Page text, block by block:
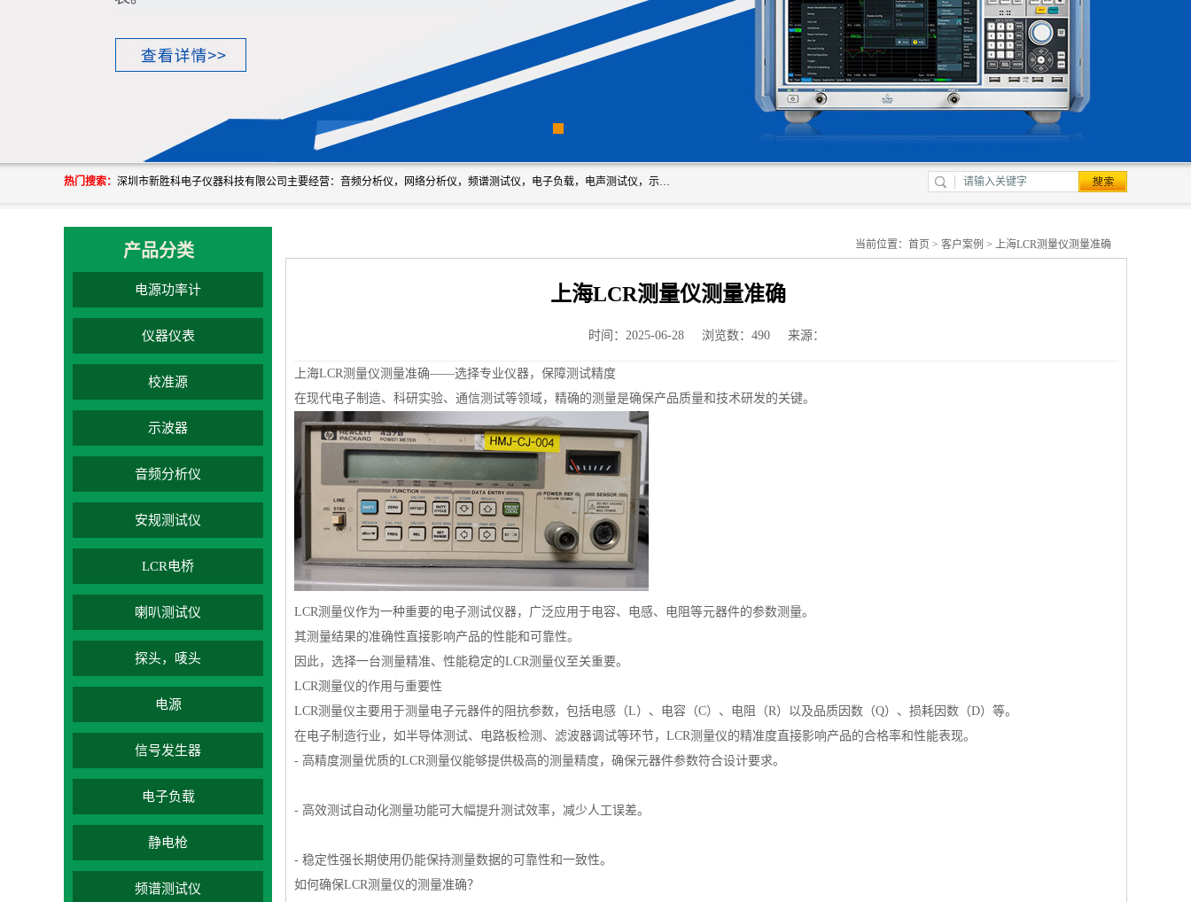
热门搜索： 深圳市新胜科电子仪器科技有限公司主要经营：音频分析仪，网络分析仪，频谱测试仪，电子负载，电声测试仪，示波器，EMC电磁兼容测，调制分析仪，LCR测量仪，数字电桥，三相标准源，音频扫频仪，时钟检测仪，信号发生器，电子表，万用表，功率计，喇叭测试仪，综合测试仪等；深圳市新胜科电子仪器科技有限公司希望能与您成为合作伙伴
产品分类
电源功率计
仪器仪表
校准源
示波器
音频分析仪
安规测试仪
LCR电桥
喇叭测试仪
探头，唛头
电源
信号发生器
电子负载
静电枪
频谱测试仪
当前位置： 首页 > 客户案例 > 上海LCR测量仪测量准确
上海LCR测量仪测量准确
时间：2025-06-28 浏览数：490 来源：
上海LCR测量仪测量准确——选择专业仪器，保障测试精度
在现代电子制造、科研实验、通信测试等领域，精确的测量是确保产品质量和技术研发的关键。
LCR测量仪作为一种重要的电子测试仪器，广泛应用于电容、电感、电阻等元器件的参数测量。
其测量结果的准确性直接影响产品的性能和可靠性。
因此，选择一台测量精准、性能稳定的LCR测量仪至关重要。
LCR测量仪的作用与重要性
LCR测量仪主要用于测量电子元器件的阻抗参数，包括电感（L）、电容（C）、电阻（R）以及品质因数（Q）、损耗因数（D）等。
在电子制造行业，如半导体测试、电路板检测、滤波器调试等环节，LCR测量仪的精准度直接影响产品的合格率和性能表现。
- 高精度测量优质的LCR测量仪能够提供极高的测量精度，确保元器件参数符合设计要求。
- 高效测试自动化测量功能可大幅提升测试效率，减少人工误差。
- 稳定性强长期使用仍能保持测量数据的可靠性和一致性。
如何确保LCR测量仪的测量准确？